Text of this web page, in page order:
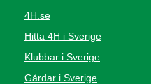
4H.se
Hitta 4H i Sverige
Klubbar i Sverige
Gårdar i Sverige